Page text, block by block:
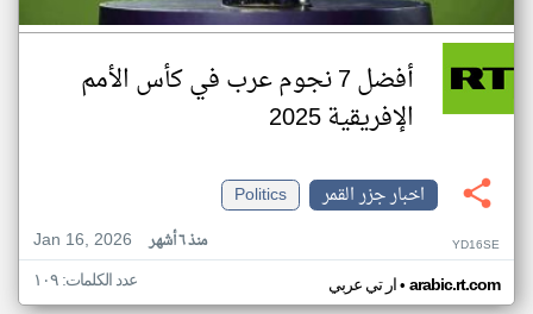
أفضل 7 نجوم عرب في كأس الأمم
الإفريقية 2025
اخبار جزر القمر
Politics
Jan 16, 2026
منذ ٦ أشهر YD16SE
ار تي عربي• arabic.rt.com عدد الكلمات: ١٠٩